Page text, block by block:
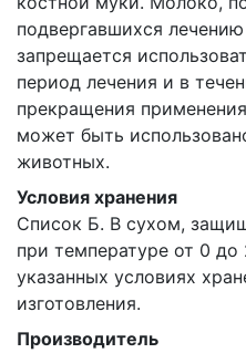
подвергавшихся
запрещается
период лечения и в
прекращения
может быть
животных.
Условия хранения
Список Б. В сухом,
при температуре от 0
указанных условиях
изготовления.
Производитель